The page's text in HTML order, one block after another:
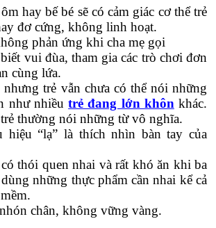
hay bế bé sẽ có cảm giác cơ thể trẻ
đơ cứng, không linh hoạt.
phản ứng khi cha mẹ gọi
vui đùa, tham gia các trò chơi đơn
cùng lứa.
trẻ vẫn chưa có thể nói những
như nhiềutrẻ đang lớn khôn khác.
thường nói những từ vô nghĩa.
hiệu “lạ” là thích nhìn bàn tay của
thói quen nhai và rất khó ăn khi ba
những thực phẩm cần nhai kể cả
chân, không vững vàng.